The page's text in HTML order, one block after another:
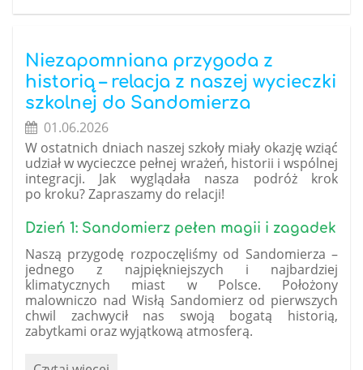
Niezapomniana przygoda z
historią – relacja z naszej wycieczki
szkolnej do Sandomierza
01.06.2026
W ostatnich dniach naszej szkoły miały okazję wziąć
udział w wycieczce pełnej wrażeń, historii i wspólnej
integracji. Jak wyglądała nasza podróż krok
po kroku? Zapraszamy do relacji!
Dzień 1: Sandomierz pełen magii i zagadek
Naszą przygodę rozpoczęliśmy od Sandomierza –
jednego z najpiękniejszych i najbardziej
klimatycznych miast w Polsce. Położony
malowniczo nad Wisłą Sandomierz od pierwszych
chwil zachwycił nas swoją bogatą historią,
zabytkami oraz wyjątkową atmosferą.